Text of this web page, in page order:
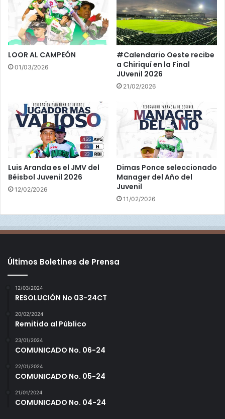
a
s
LOOR AL CAMPEÓN
01/03/2026
#Calendario Oeste recibe
a Chiriquí en la Final
JUvenil 2026
21/02/2026
Luis Aranda es el JMV del
Béisbol Juvenil 2026
12/02/2026
Dimas Ponce seleccionado
Manager del Año del
Juvenil
11/02/2026
Últimos Boletines de Prensa
12/03/2024
RESOLUCIÓN No 03-24CT
20/02/2024
Remitido al Público
23/01/2024
COMUNICADO No. 06-24
22/01/2024
COMUNICADO No. 05-24
21/01/2024
COMUNICADO No. 04-24